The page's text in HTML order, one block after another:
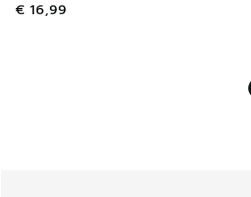
€ 16,99